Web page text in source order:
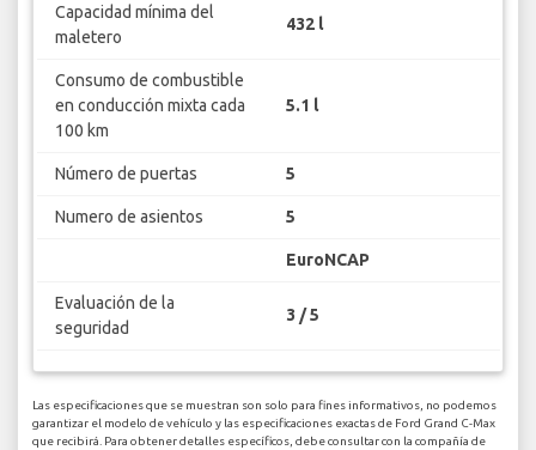
Capacidad mínima del
maletero
432 l
Consumo de combustible
en conducción mixta cada
100 km
5.1 l
Número de puertas 5
Numero de asientos 5
EuroNCAP
Evaluación de la
seguridad
3 / 5
Las especificaciones que se muestran son solo para fines informativos, no podemos
garantizar el modelo de vehículo y las especificaciones exactas de Ford Grand C-Max
que recibirá. Para obtener detalles específicos, debe consultar con la compañía de